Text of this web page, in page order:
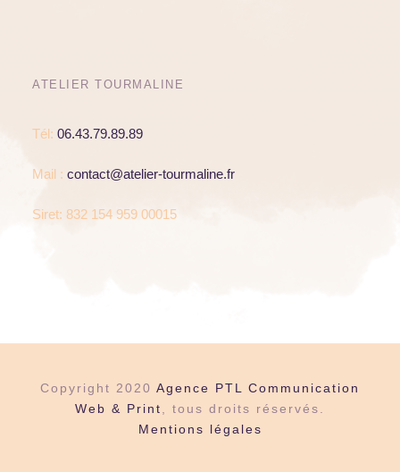
ATELIER TOURMALINE
Tél: 06.43.79.89.89
Mail : contact@atelier-tourmaline.fr
Siret: 832 154 959 00015
Copyright 2020 Agence PTL Communication
Web & Print
, tous droits réservés.
Mentions légales